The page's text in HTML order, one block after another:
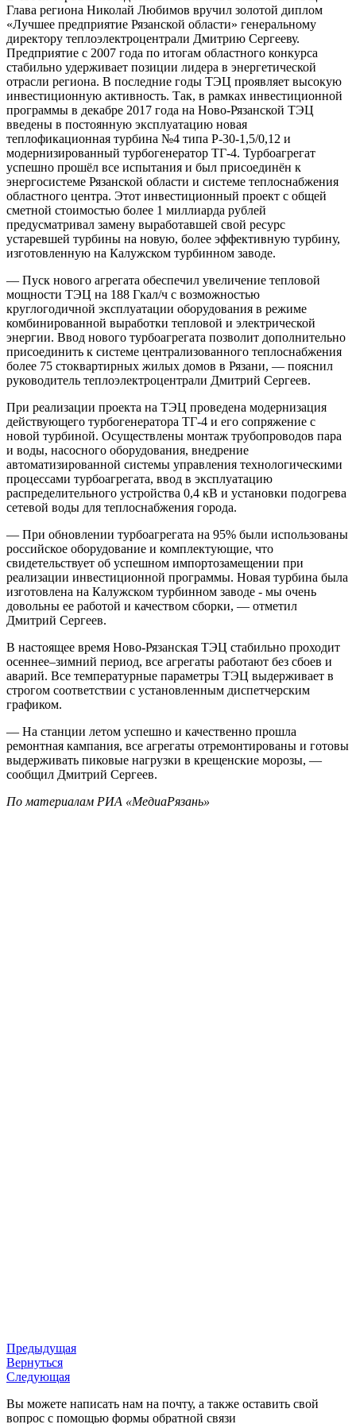
Глава региона Николай Любимов вручил золотой диплом
«Лучшее предприятие Рязанской области» генеральному
директору теплоэлектроцентрали Дмитрию Сергееву.
Предприятие с 2007 года по итогам областного конкурса
стабильно удерживает позиции лидера в энергетической
отрасли региона. В последние годы ТЭЦ проявляет высокую
инвестиционную активность. Так, в рамках инвестиционной
программы в декабре 2017 года на Ново-Рязанской ТЭЦ
введены в постоянную эксплуатацию новая
теплофикационная турбина №4 типа Р-30-1,5/0,12 и
модернизированный турбогенератор ТГ-4. Турбоагрегат
успешно прошёл все испытания и был присоединён к
энергосистеме Рязанской области и системе теплоснабжения
областного центра. Этот инвестиционный проект с общей
сметной стоимостью более 1 миллиарда рублей
предусматривал замену выработавшей свой ресурс
устаревшей турбины на новую, более эффективную турбину,
изготовленную на Калужском турбинном заводе.
— Пуск нового агрегата обеспечил увеличение тепловой
мощности ТЭЦ на 188 Гкал/ч с возможностью
круглогодичной эксплуатации оборудования в режиме
комбинированной выработки тепловой и электрической
энергии. Ввод нового турбоагрегата позволит дополнительно
присоединить к системе централизованного теплоснабжения
более 75 стоквартирных жилых домов в Рязани, — пояснил
руководитель теплоэлектроцентрали Дмитрий Сергеев.
При реализации проекта на ТЭЦ проведена модернизация
действующего турбогенератора ТГ-4 и его сопряжение с
новой турбиной. Осуществлены монтаж трубопроводов пара
и воды, насосного оборудования, внедрение
автоматизированной системы управления технологическими
процессами турбоагрегата, ввод в эксплуатацию
распределительного устройства 0,4 кВ и установки подогрева
сетевой воды для теплоснабжения города.
— При обновлении турбоагрегата на 95% были использованы
российское оборудование и комплектующие, что
свидетельствует об успешном импортозамещении при
реализации инвестиционной программы. Новая турбина была
изготовлена на Калужском турбинном заводе - мы очень
довольны ее работой и качеством сборки, — отметил
Дмитрий Сергеев.
В настоящее время Ново-Рязанская ТЭЦ стабильно проходит
осеннее–зимний период, все агрегаты работают без сбоев и
аварий. Все температурные параметры ТЭЦ выдерживает в
строгом соответствии с установленным диспетчерским
графиком.
— На станции летом успешно и качественно прошла
ремонтная кампания, все агрегаты отремонтированы и готовы
выдерживать пиковые нагрузки в крещенские морозы, —
сообщил Дмитрий Сергеев.
По материалам РИА «МедиаРязань»
Предыдущая
Вернуться
Следующая
Вы можете написать нам на почту, а также оставить свой
вопрос с помощью формы обратной связи